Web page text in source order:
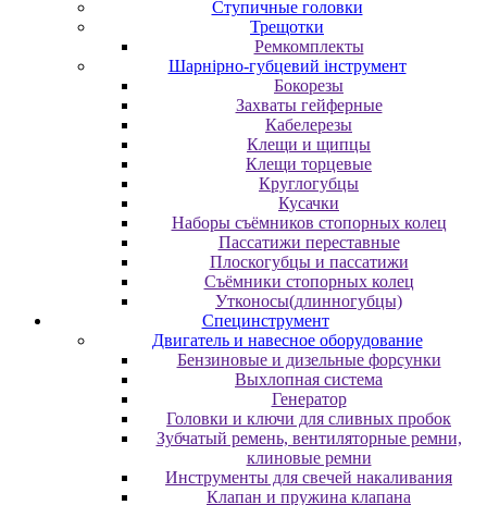
Ступичные головки
Трещотки
Ремкомплекты
Шарнірно-губцевий інструмент
Бокорезы
Захваты гейферные
Кабелерезы
Клещи и щипцы
Клещи торцевые
Круглогубцы
Кусачки
Наборы съёмников стопорных колец
Пассатижи переставные
Плоскогубцы и пассатижи
Съёмники стопорных колец
Утконосы(длинногубцы)
Специнструмент
Двигатель и навесное оборудование
Бензиновые и дизельные форсунки
Выхлопная система
Генератор
Головки и ключи для сливных пробок
Зубчатый ремень, вентиляторные ремни,
клиновые ремни
Инструменты для свечей накаливания
Клапан и пружина клапана